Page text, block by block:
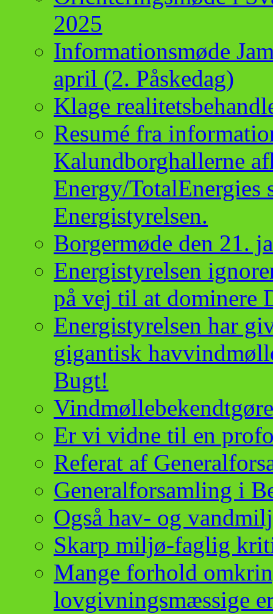
2025
Informationsmøde
april (2. Påskedag)
Klage
Resumé fra
Kalundborghallerne
Energy/
Energistyrelsen.
Borgermøde den 21.
Energistyrelsen
på vej til at dominere
Energistyrelsen har
gigantisk
Bugt!
Er vi vidne til en
Referat af
Generalforsamling i
Også hav- og
Skarp miljø-faglig
Mange forhold
lovgivningsmæssige